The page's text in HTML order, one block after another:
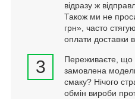
відразу ж
Також ми не
грн», часто
оплати доставки
3
Переживаєте, що
замовлена
смаку? Нічого
обмін вироби